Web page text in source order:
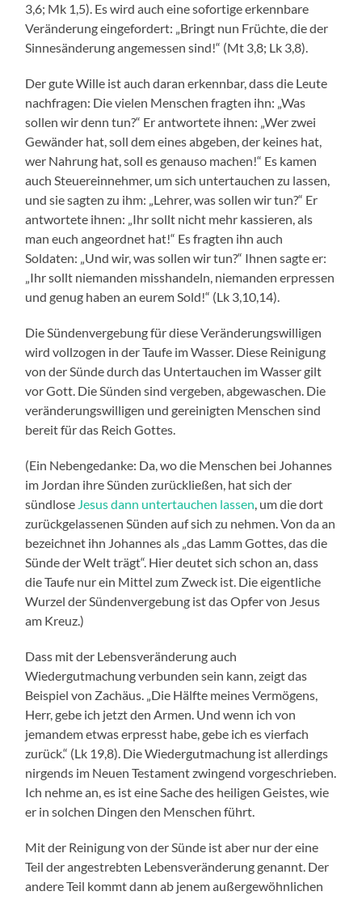
3,6; Mk 1,5). Es wird auch eine sofortige erkennbare
Veränderung eingefordert: „Bringt nun Früchte, die der
Sinnesänderung angemessen sind!“ (Mt 3,8; Lk 3,8).
Der gute Wille ist auch daran erkennbar, dass die Leute
nachfragen: Die vielen Menschen fragten ihn: „Was
sollen wir denn tun?“ Er antwortete ihnen: „Wer zwei
Gewänder hat, soll dem eines abgeben, der keines hat,
wer Nahrung hat, soll es genauso machen!“ Es kamen
auch Steuereinnehmer, um sich untertauchen zu lassen,
und sie sagten zu ihm: „Lehrer, was sollen wir tun?“ Er
antwortete ihnen: „Ihr sollt nicht mehr kassieren, als
man euch angeordnet hat!“ Es fragten ihn auch
Soldaten: „Und wir, was sollen wir tun?“ Ihnen sagte er:
„Ihr sollt niemanden misshandeln, niemanden erpressen
und genug haben an eurem Sold!“ (Lk 3,10,14).
Die Sündenvergebung für diese Veränderungswilligen
wird vollzogen in der Taufe im Wasser. Diese Reinigung
von der Sünde durch das Untertauchen im Wasser gilt
vor Gott. Die Sünden sind vergeben, abgewaschen. Die
veränderungswilligen und gereinigten Menschen sind
bereit für das Reich Gottes.
(Ein Nebengedanke: Da, wo die Menschen bei Johannes
im Jordan ihre Sünden zurückließen, hat sich der
sündlose Jesus dann untertauchen lassen, um die dort
zurückgelassenen Sünden auf sich zu nehmen. Von da an
bezeichnet ihn Johannes als „das Lamm Gottes, das die
Sünde der Welt trägt“. Hier deutet sich schon an, dass
die Taufe nur ein Mittel zum Zweck ist. Die eigentliche
Wurzel der Sündenvergebung ist das Opfer von Jesus
am Kreuz.)
Dass mit der Lebensveränderung auch
Wiedergutmachung verbunden sein kann, zeigt das
Beispiel von Zachäus. „Die Hälfte meines Vermögens,
Herr, gebe ich jetzt den Armen. Und wenn ich von
jemandem etwas erpresst habe, gebe ich es vierfach
zurück.“ (Lk 19,8). Die Wiedergutmachung ist allerdings
nirgends im Neuen Testament zwingend vorgeschrieben.
Ich nehme an, es ist eine Sache des heiligen Geistes, wie
er in solchen Dingen den Menschen führt.
Mit der Reinigung von der Sünde ist aber nur der eine
Teil der angestrebten Lebensveränderung genannt. Der
andere Teil kommt dann ab jenem außergewöhnlichen